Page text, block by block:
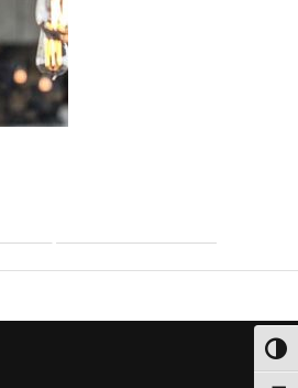
ByVuuse